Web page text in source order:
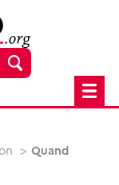
Quand